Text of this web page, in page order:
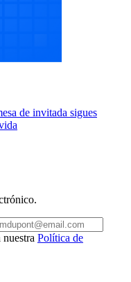
de invitada sigues
Política de